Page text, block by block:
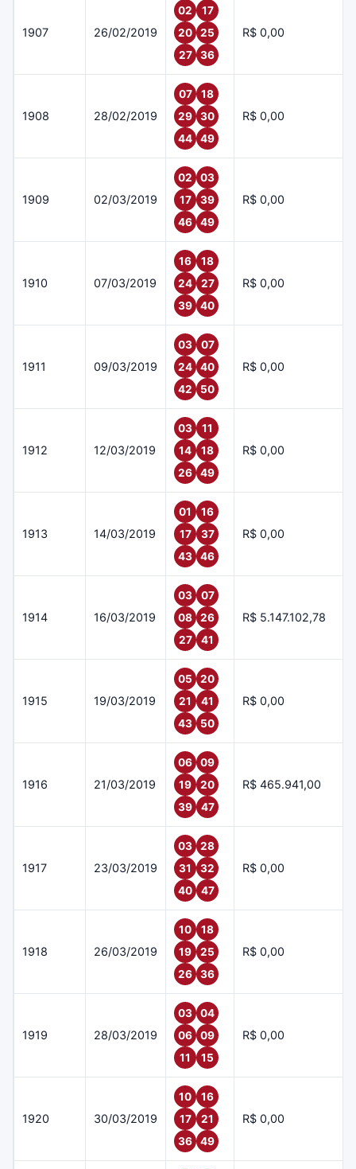
1907 26/02/2019
02
17
20
25
27
36
R$ 0,00
1908 28/02/2019
07
18
29
30
44
49
R$ 0,00
1909 02/03/2019
02
03
17
39
46
49
R$ 0,00
1910 07/03/2019
16
18
24
27
39
40
R$ 0,00
1911 09/03/2019
03
07
24
40
42
50
R$ 0,00
1912 12/03/2019
03
11
14
18
26
49
R$ 0,00
1913 14/03/2019
01
16
17
37
43
46
R$ 0,00
1914 16/03/2019
03
07
08
26
27
41
R$ 5.147.102,78
1915 19/03/2019
05
20
21
41
43
50
R$ 0,00
1916 21/03/2019
06
09
19
20
39
47
R$ 465.941,00
1917 23/03/2019
03
28
31
32
40
47
R$ 0,00
1918 26/03/2019
10
18
19
25
26
36
R$ 0,00
1919 28/03/2019
03
04
06
09
11
15
R$ 0,00
1920 30/03/2019
10
16
17
21
36
49
R$ 0,00